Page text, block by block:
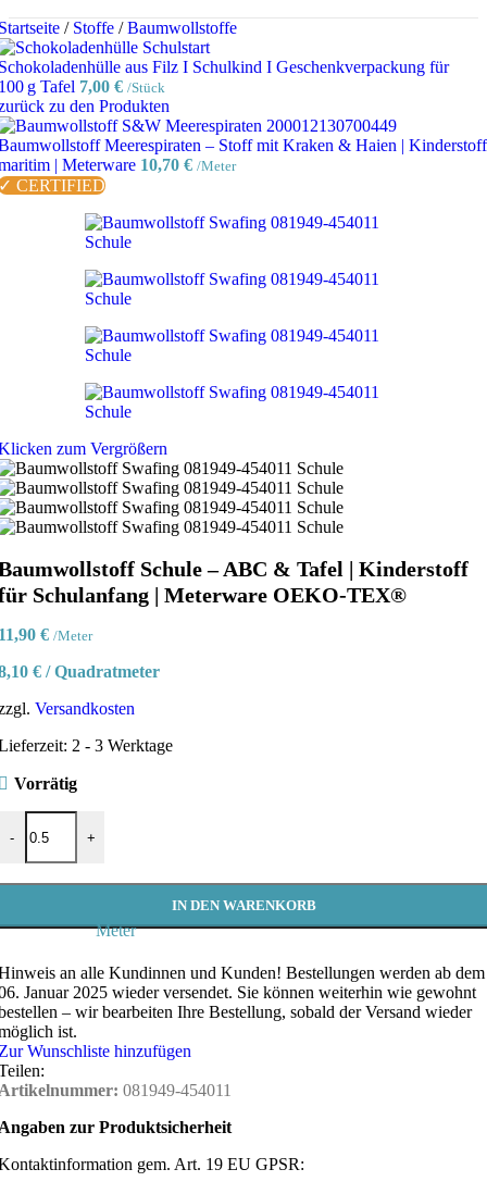
/ Stoffe / Baumwollstoffe
aus Filz I Schulkind I Geschenkverpackung für
g Tafel 7,00 € /Stück
zu den Produkten
Meerespiraten – Stoff mit Kraken & Haien | Kinderstoff
| Meterware 10,70 € /Meter
CERTIFIED
zum Vergrößern
Schule – ABC & Tafel | Kinderstoff
Schulanfang | Meterware OEKO-TEX®
€ /Meter
€ /Quadratmeter
Versandkosten
2 - 3 Werktage
Vorrätig
-
Schule – ABC & Tafel | Kinderstoff für Schulanfang |
+
Meter
IN DEN WARENKORB
an alle Kundinnen und Kunden! Bestellungen werden ab dem
Januar 2025 wieder versendet. Sie können weiterhin wie gewohnt
– wir bearbeiten Ihre Bestellung, sobald der Versand wieder
ist.
Wunschliste hinzufügen
081949-454011
zur Produktsicherheit
gem. Art. 19 EU GPSR: